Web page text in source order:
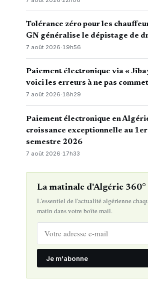
Tolérance zéro pour les
GN généralise le dépistage de
7 août 2026·19h56
Paiement électronique via «
voici les erreurs à ne pas
7 août 2026·18h29
Paiement électronique en
croissance exceptionnelle au 1er
semestre 2026
7 août 2026· 17h33
La matinale d'Algérie 360°
L'essentiel de l'actualité algérienne
matin dans votre boîte mail.
Je m'abonne